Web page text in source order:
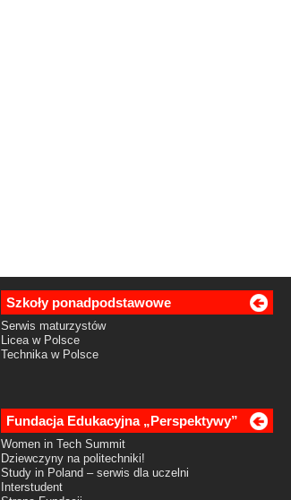
Szkoły ponadpodstawowe
Serwis maturzystów
Licea w Polsce
Technika w Polsce
Fundacja Edukacyjna „Perspektywy”
Women in Tech Summit
Dziewczyny na politechniki!
Study in Poland – serwis dla uczelni
Interstudent